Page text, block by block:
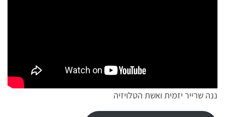
ננה שרייר יזמית ואשת הטלויזיה